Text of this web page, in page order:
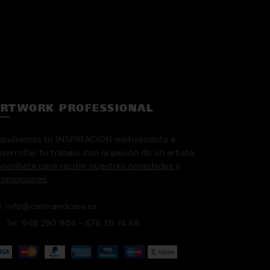
PROFESSIONAL
tu INSPIRACIÓN motivándote a
tu trabajo con la pasión de un artista.
para recibir nuestras novedades y
info@colorandcare.es
Tel: 948 290 904 – 676 38 74 68